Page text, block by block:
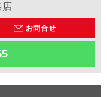
店
お問合せ